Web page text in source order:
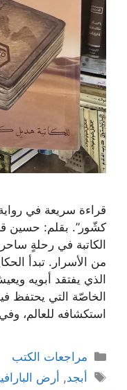
قراءة سريعة في رواية
كشّور”. بقلم: حسين
الكاتبة في رحلةٍ
من الأسرار. تبدأ
الذي يفتقد أبويه
الخاصّة التي يحتفظ
استكشافه للعالم،
التصنيفات
مراجعات الكتب
الوسوم
أبجد, أرض